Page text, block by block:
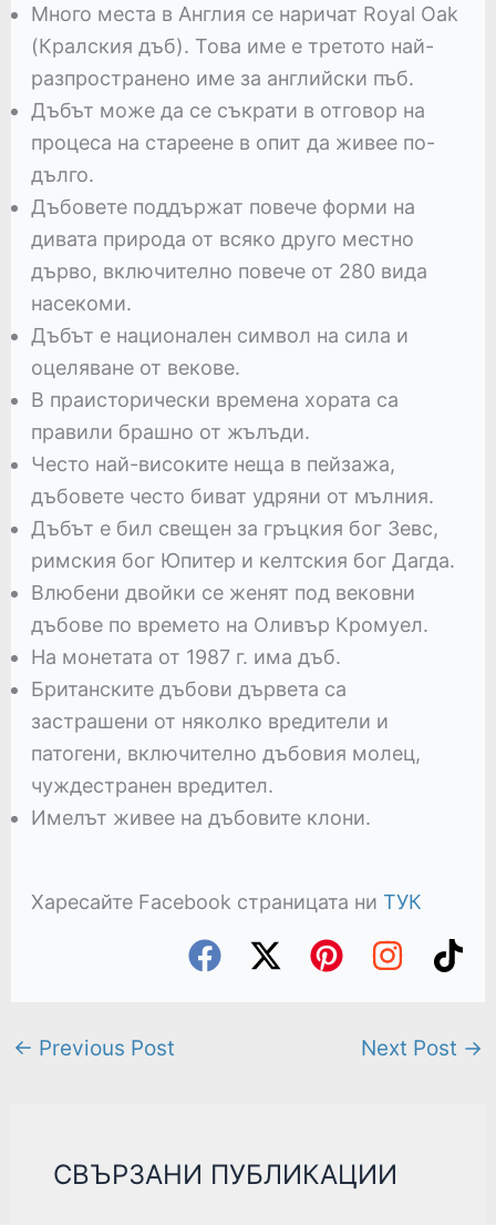
Много места в Англия се наричат Royal Oak
(Кралския дъб). Това име е третото най-
разпространено име за английски пъб.
Дъбът може да се съкрати в отговор на
процеса на стареене в опит да живее по-
дълго.
Дъбовете поддържат повече форми на
дивата природа от всяко друго местно
дърво, включително повече от 280 вида
насекоми.
Дъбът е национален символ на сила и
оцеляване от векове.
В праисторически времена хората са
правили брашно от жълъди.
Често най-високите неща в пейзажа,
дъбовете често биват удряни от мълния.
Дъбът е бил свещен за гръцкия бог Зевс,
римския бог Юпитер и келтския бог Дагда.
Влюбени двойки се женят под вековни
дъбове по времето на Оливър Кромуел.
На монетата от 1987 г. има дъб.
Британските дъбови дървета са
застрашени от няколко вредители и
патогени, включително дъбовия молец,
чуждестранен вредител.
Имелът живее на дъбовите клони.
Харесайте Facebook страницата ни ТУК
← Previous Post Next Post →
СВЪРЗАНИ ПУБЛИКАЦИИ